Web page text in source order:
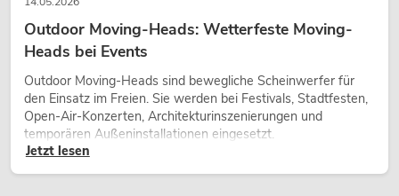
Outdoor Moving-Heads: Wetterfeste Moving-
Heads bei Events
Outdoor Moving-Heads sind bewegliche Scheinwerfer für
den Einsatz im Freien. Sie werden bei Festivals, Stadtfesten,
Open-Air-Konzerten, Architekturinszenierungen und
temporären Außeninstallationen eingesetzt.
Jetzt lesen